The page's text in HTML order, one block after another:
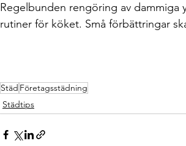
Regelbunden rengöring av dammiga
rutiner för köket. Små förbättringar
Städ Företagsstädning
Städtips